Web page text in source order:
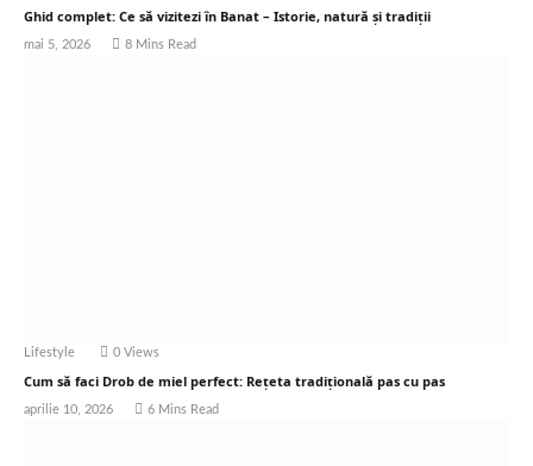
Ghid complet: Ce să vizitezi în Banat – Istorie, natură și tradiții
mai 5, 2026 8 Mins Read
Lifestyle 0 Views
Cum să faci Drob de miel perfect: Rețeta tradițională pas cu pas
aprilie 10, 2026 6 Mins Read